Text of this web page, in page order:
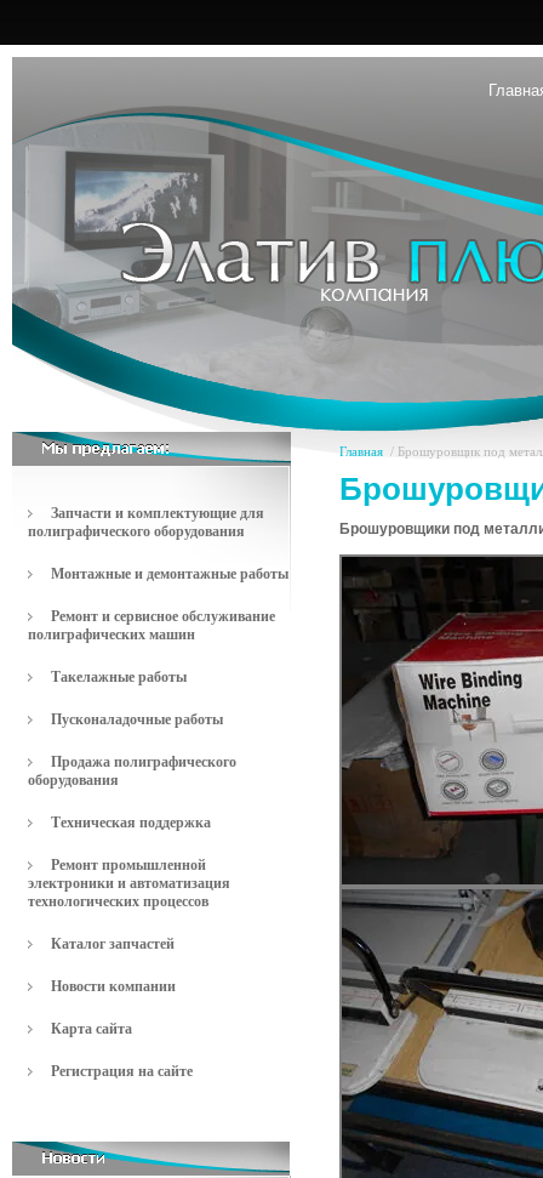
Запчасти и комплектующие для
полиграфического оборудования
Монтажные и демонтажные работы
Ремонт и сервисное обслуживание
полиграфических машин
Такелажные работы
Пусконаладочные работы
Продажа полиграфического
оборудования
Техническая поддержка
Ремонт промышленной
электроники и автоматизация
технологических процессов
Каталог запчастей
Новости компании
Карта сайта
Регистрация на сайте
Главная / Брошуровщик под
Брошуровщики под